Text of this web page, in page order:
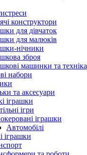
конструктори
для дівчаток
для малюків
нічники
зброя
машинки та техніка
набори
та аксесуари
іграшки
ігри
іграшки
Автомобілі
іграшки